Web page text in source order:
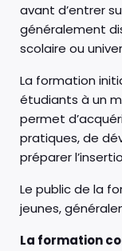
avant d’entrer
généralement
scolaire ou
La formation
étudiants à un
permet
pratiques, de
préparer
Le public de la
jeunes,
La formation